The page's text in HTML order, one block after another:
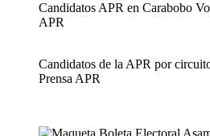
Candidatos APR en Carabobo
APR
Candidatos de la APR por
Prensa APR